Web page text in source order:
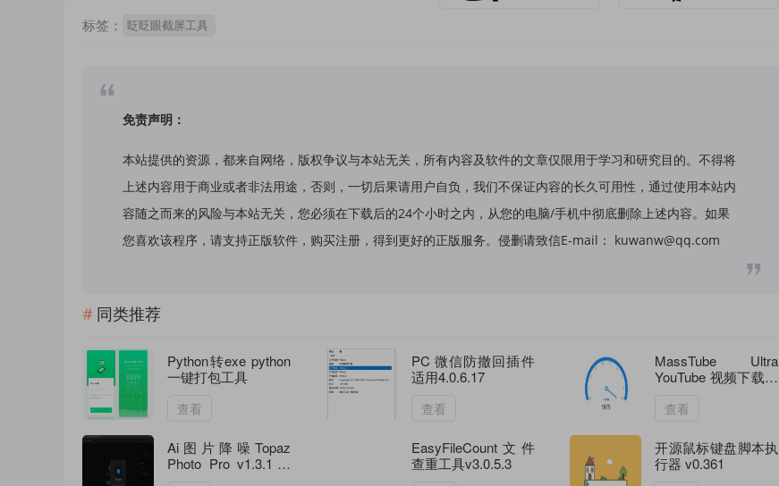
标签： 眨眨眼截屏工具
免责声明：
本站提供的资源，都来自网络，版权争议与本站无关，所有内容及软件的文章仅限用于学习和研究目的。不得将
上述内容用于商业或者非法用途，否则，一切后果请用户自负，我们不保证内容的长久可用性，通过使用本站内
容随之而来的风险与本站无关，您必须在下载后的24个小时之内，从您的电脑/手机中彻底删除上述内容。如果
您喜欢该程序，请支持正版软件，购买注册，得到更好的正版服务。侵删请致信E-mail： kuwanw@qq.com
同类推荐
Python转exe python
一键打包工具
查看
PC 微信防撤回插件
适用4.0.6.17
查看
MassTube Ultra
YouTube 视频下载工
绿色便携版
查看
Ai图片降噪Topaz
Photo Pro v1.3.1高
EasyFileCount文件
查重工具v3.0.5.3
开源鼠标键盘脚本执
行器 v0.361